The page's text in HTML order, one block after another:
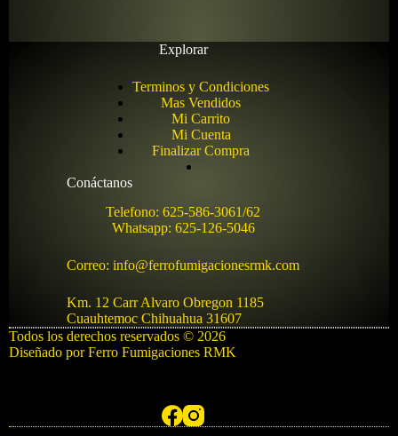
Explorar
Terminos y Condiciones
Mas Vendidos
Mi Carrito
Mi Cuenta
Finalizar Compra
Conáctanos
Telefono: 625-586-3061/62
Whatsapp: 625-126-5046
Correo: info@ferrofumigacionesrmk.com
Km. 12 Carr Alvaro Obregon 1185
Cuauhtemoc Chihuahua 31607
Todos los derechos reservados © 2026
Diseñado por Ferro Fumigaciones RMK